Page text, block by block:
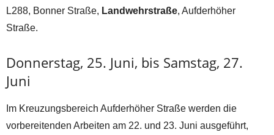
L288, Bonner Straße, Landwehrstraße, Aufderhöher
Straße.
Donnerstag, 25. Juni, bis Samstag, 27.
Juni
Im Kreuzungsbereich Aufderhöher Straße werden die
vorbereitenden Arbeiten am 22. und 23. Juni ausgeführt,